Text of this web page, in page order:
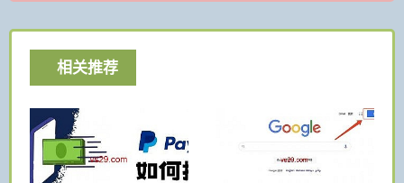
相关推荐